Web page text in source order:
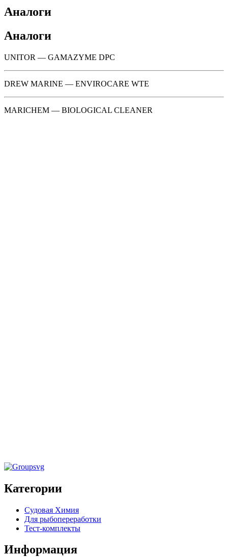
Аналоги
Аналоги
UNITOR — GAMAZYME DPC
DREW MARINE — ENVIROCARE WTE
MARICHEM — BIOLOGICAL CLEANER
Категории
Судовая Химия
Для рыбопереработки
Тест-комплекты
Информация